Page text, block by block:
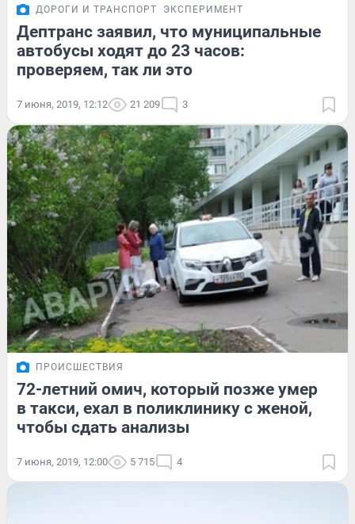
ДОРОГИ И ТРАНСПОРТ ЭКСПЕРИМЕНТ
Дептранс заявил, что муниципальные
автобусы ходят до 23 часов:
проверяем, так ли это
7 июня, 2019, 12:12 21 209 3
ПРОИСШЕСТВИЯ
72-летний омич, который позже умер
в такси, ехал в поликлинику с женой,
чтобы сдать анализы
7 июня, 2019, 12:00 5 715 4